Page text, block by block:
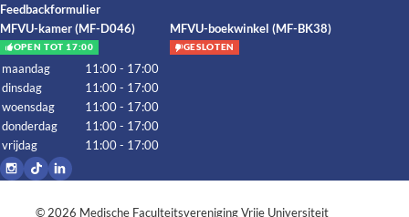
Feedbackformulier
MFVU-kamer (MF-D046)
OPEN TOT 17:00
maandag
11:00 - 17:00
dinsdag
11:00 - 17:00
woensdag
11:00 - 17:00
donderdag
11:00 - 17:00
vrijdag
11:00 - 17:00
MFVU-boekwinkel (MF-BK38)
GESLOTEN
© 2026 Medische Faculteitsvereniging Vrije Universiteit